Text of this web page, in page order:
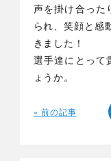
声を掛け合った
られ、笑顔と感
きました！
選手達にとって
ょうか。
« 前の記事